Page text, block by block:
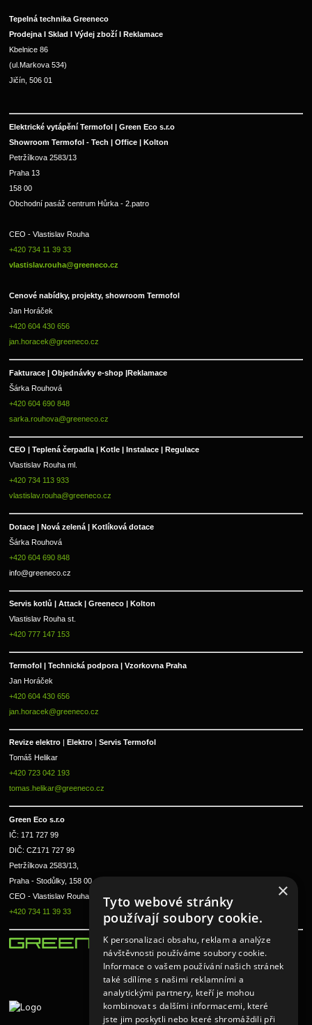
Tepelná technika Greeneco
Prodejna I Sklad I Výdej zboží I Reklamace
Kbelnice 86
(ul.Markova 534)
Jičín, 506 01
Elektrické vytápění Termofol | Green Eco s.r.o
Showroom Termofol - Tech | Office | Kolton
Petržílkova 2583/13
Praha 13
158 00
Obchodní pasáž centrum Hůrka - 2.patro
CEO - Vlastislav Rouha
+420 734 11 39 33
vlastislav.rouha@greeneco.cz
Cenové nabídky, projekty, showroom Termofol
Jan Horáček
+420 604 430 656
jan.horacek@greeneco.cz
Fakturace | Objednávky e-shop |Reklamace
Šárka Rouhová
+420 604 690 848
sarka.rouhova@greeneco.cz
CEO | Teplená čerpadla | Kotle | Instalace | Regulace
Vlastislav Rouha ml.
+420 734 113 933
vlastislav.rouha@greeneco.cz
Dotace | Nová zelená | Kotlíková dotace
Šárka Rouhová
+420 604 690 848
info@greeneco.cz
Servis kotlů | Attack | Greeneco | Kolton
Vlastislav Rouha st.
+420 777 147 153
Termofol | Technická podpora | Vzorkovna Praha
Jan Horáček
+420 604 430 656
jan.horacek@greeneco.cz
Revize elektro Elektro
Servis Termofol
Tomáš Helikar
+420 723 042 193
tomas.helikar@greeneco.cz
Green Eco s.r.o
IČ: 171 727 99
DIČ: CZ171 727 99
Petržílkova 2583/13,
Praha - Stodůlky, 158 00
CEO - Vlastislav Rouha ml.
+420 734 11 39 33
×
Tyto webové stránky
používají soubory cookie.
K personalizaci obsahu, reklam a analýze
návštěvnosti používáme soubory cookie.
Informace o vašem používání našich stránek
také sdílíme s našimi reklamními a
analytickými partnery, kteří je mohou
kombinovat s dalšími informacemi, které
jste jim poskytli nebo které shromáždili při